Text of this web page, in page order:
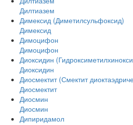
Дилтиазем
Димексид (Диметилсульфоксид)
Димексид
Димоцифон
Димоцифон
Диоксидин
Диоксидин
Диосмектит (Смектит
Диосмектит
Диосмин
Диосмин
Дипиридамол